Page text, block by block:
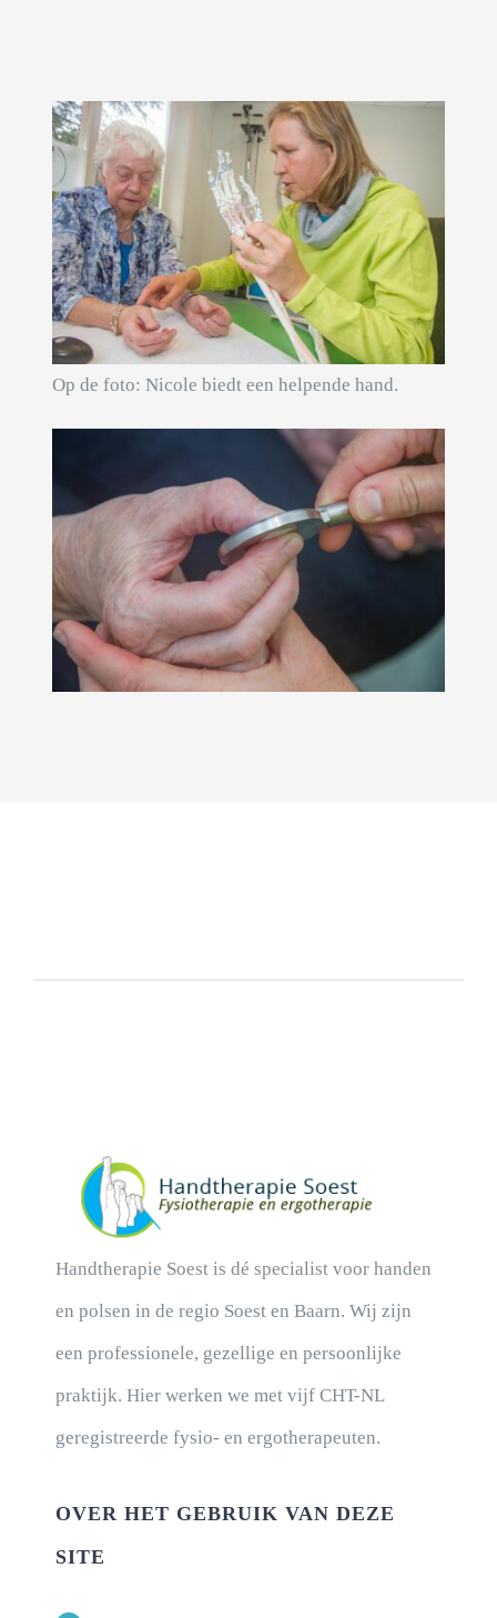
Op de foto: Nicole biedt een helpende hand.
Handtherapie Soest is dé specialist voor handen
en polsen in de regio Soest en Baarn. Wij zijn
een professionele, gezellige en persoonlijke
praktijk. Hier werken we met vijf CHT-NL
geregistreerde fysio- en ergotherapeuten.
OVER HET GEBRUIK VAN DEZE
SITE